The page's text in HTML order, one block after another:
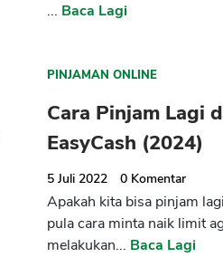
... Baca Lagi
PINJAMAN ONLINE
Cara Pinjam Lagi
EasyCash (2024)
5 Juli 2022 0 Komentar
Apakah kita bisa pinjam
pula cara minta naik limit
melakukan... Baca Lagi